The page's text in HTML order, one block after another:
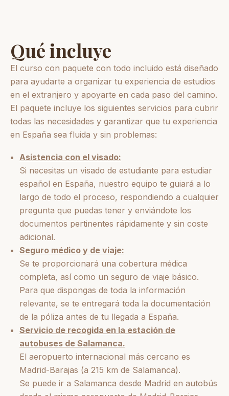
Qué incluye
El curso con paquete con todo incluido está diseñado
para ayudarte a organizar tu experiencia de estudios
en el extranjero y apoyarte en cada paso del camino.
El paquete incluye los siguientes servicios para cubrir
todas las necesidades y garantizar que tu experiencia
en España sea fluida y sin problemas:
Asistencia con el visado:
Si necesitas un visado de estudiante para estudiar
español en España, nuestro equipo te guiará a lo
largo de todo el proceso, respondiendo a cualquier
pregunta que puedas tener y enviándote los
documentos pertinentes rápidamente y sin coste
adicional.
Seguro médico y de viaje:
Se te proporcionará una cobertura médica
completa, así como un seguro de viaje básico.
Para que dispongas de toda la información
relevante, se te entregará toda la documentación
de la póliza antes de tu llegada a España.
Servicio de recogida en la estación de
autobuses de Salamanca.
El aeropuerto internacional más cercano es
Madrid-Barajas (a 215 km de Salamanca).
Se puede ir a Salamanca desde Madrid en autobús